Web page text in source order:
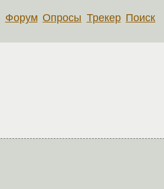
Форум Опросы Трекер Поиск